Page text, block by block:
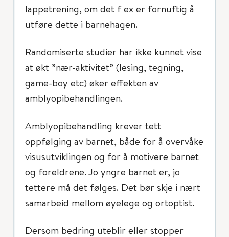
lappetrening, om det f ex er fornuftig å
utføre dette i barnehagen.
Randomiserte studier har ikke kunnet vise
at økt ”nær-aktivitet” (lesing, tegning,
game-boy etc) øker effekten av
amblyopibehandlingen.
Amblyopibehandling krever tett
oppfølging av barnet, både for å overvåke
visusutviklingen og for å motivere barnet
og foreldrene. Jo yngre barnet er, jo
tettere må det følges. Det bør skje i nært
samarbeid mellom øyelege og ortoptist.
Dersom bedring uteblir eller stopper